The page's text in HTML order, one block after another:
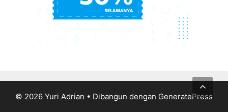
© 2026 Yuri Adrian • Dibangun dengan GeneratePress